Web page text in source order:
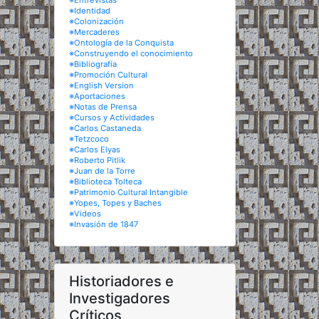
※Identidad
※Colonización
※Mercaderes
※Ontología de la Conquista
※Construyendo el conocimiento
※Bibliografía
※Promoción Cultural
※English Version
※Aportaciones
※Notas de Prensa
※Cursos y Actividades
※Carlos Castaneda
※Tetzcoco
※Carlos Elyas
※Roberto Pitlik
※Juan de la Torre
※Biblioteca Tolteca
※Patrimonio Cultural Intangible
※Yopes, Topes y Baches
※Videos
※Invasión de 1847
Historiadores e
Investigadores
Críticos